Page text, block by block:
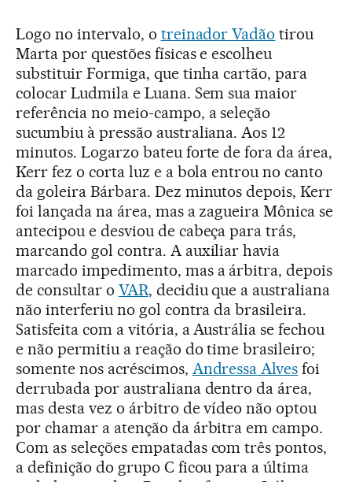
Logo no intervalo, o treinador Vadão tirou
Marta por questões físicas e escolheu
substituir Formiga, que tinha cartão, para
colocar Ludmila e Luana. Sem sua maior
referência no meio-campo, a seleção
sucumbiu à pressão australiana. Aos 12
minutos. Logarzo bateu forte de fora da área,
Kerr fez o corta luz e a bola entrou no canto
da goleira Bárbara. Dez minutos depois, Kerr
foi lançada na área, mas a zagueira Mônica se
antecipou e desviou de cabeça para trás,
marcando gol contra. A auxiliar havia
marcado impedimento, mas a árbitra, depois
de consultar o VAR, decidiu que a australiana
não interferiu no gol contra da brasileira.
Satisfeita com a vitória, a Austrália se fechou
e não permitiu a reação do time brasileiro;
somente nos acréscimos, Andressa Alves foi
derrubada por australiana dentro da área,
mas desta vez o árbitro de vídeo não optou
por chamar a atenção da árbitra em campo.
Com as seleções empatadas com três pontos,
a definição do grupo C ficou para a última